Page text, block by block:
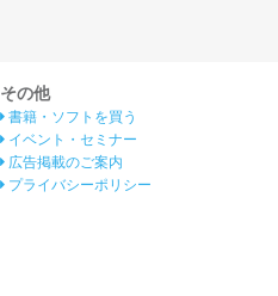
その他
書籍・ソフトを買う
イベント・セミナー
広告掲載のご案内
プライバシーポリシー